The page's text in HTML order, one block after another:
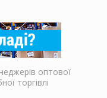
оптової
торгівлі